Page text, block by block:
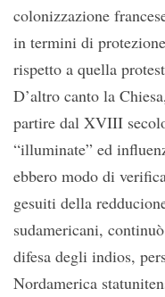
colonizzazione
in termini di
rispetto a quella
D’altro canto la
partire dal XVIII
“illuminate” ed
ebbero modo di
gesuiti della
sudamericani,
difesa degli indios,
Nordamerica